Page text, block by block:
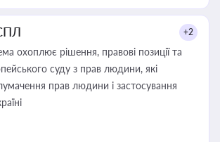
+2
охоплює рішення, правові позиції та
суду з прав людини, які
прав людини і застосування